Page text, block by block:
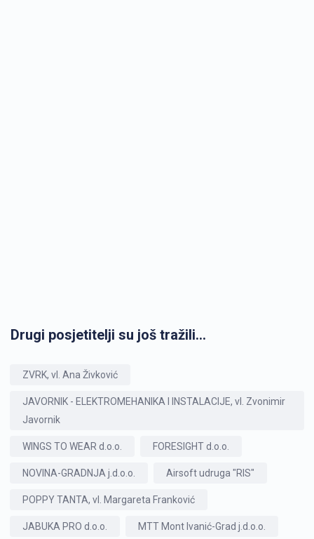
Drugi posjetitelji su još tražili...
ZVRK, vl. Ana Živković
JAVORNIK - ELEKTROMEHANIKA I INSTALACIJE, vl. Zvonimir
Javornik
WINGS TO WEAR d.o.o. FORESIGHT d.o.o.
NOVINA-GRADNJA j.d.o.o. Airsoft udruga "RIS"
POPPY TANTA, vl. Margareta Franković
JABUKA PRO d.o.o. MTT Mont Ivanić-Grad j.d.o.o.